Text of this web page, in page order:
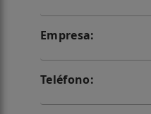
Empresa:
Teléfono: